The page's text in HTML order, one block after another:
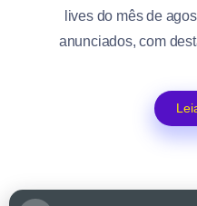
lives do mês de
anunciados, com